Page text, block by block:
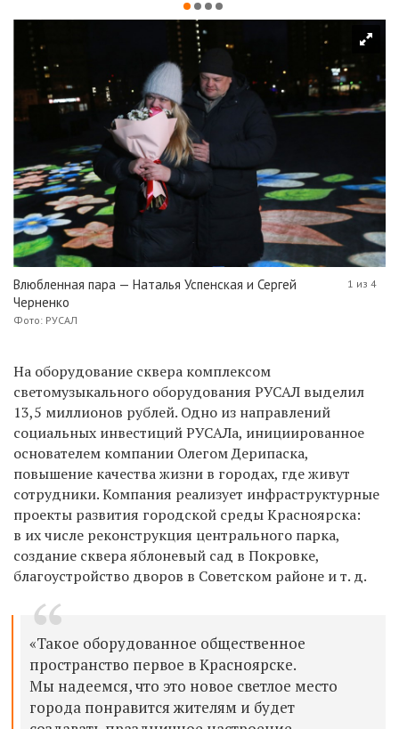
Влюбленная пара — Наталья Успенская и Сергей
Черненко
Фото: РУСАЛ
1 из 4
На оборудование сквера комплексом
светомузыкального оборудования РУСАЛ выделил
13,5 миллионов рублей. Одно из направлений
социальных инвестиций РУСАЛа, инициированное
основателем компании Олегом Дерипаска,
повышение качества жизни в городах, где живут
сотрудники. Компания реализует инфраструктурные
проекты развития городской среды Красноярска:
в их числе реконструкция центрального парка,
создание сквера яблоневый сад в Покровке,
благоустройство дворов в Советском районе и т. д.
«Такое оборудованное общественное
пространство первое в Красноярске.
Мы надеемся, что это новое светлое место
города понравится жителям и будет